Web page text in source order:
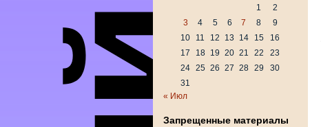
1
2
3
4 5 6 7 8
9
10
11 12 13 14 15
16
17
18 19 20 21 22
23
24 25 26 27 28 29
30
31
« Июл
Запрещенные материалы